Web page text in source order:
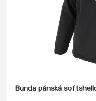
Bunda pánská